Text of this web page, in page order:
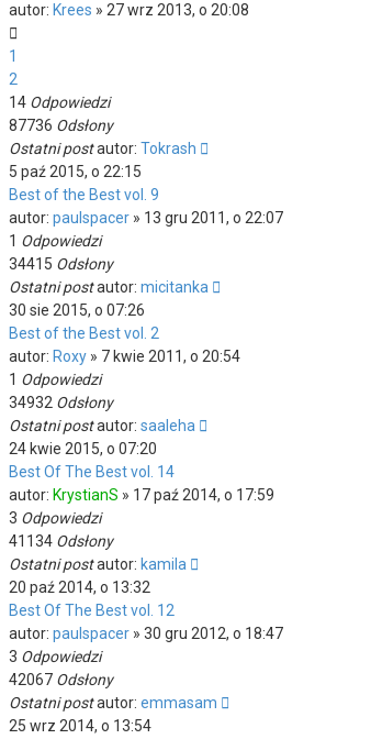
autor: Krees » 27 wrz 2013, o 20:08
1
2
14 Odpowiedzi
87736 Odsłony
Ostatni postautor: Tokrash
5 paź 2015, o 22:15
Best of the Best vol. 9
autor: paulspacer » 13 gru 2011, o 22:07
1 Odpowiedzi
34415 Odsłony
Ostatni postautor: micitanka
30 sie 2015, o 07:26
Best of the Best vol. 2
autor: Roxy » 7 kwie 2011, o 20:54
1 Odpowiedzi
34932 Odsłony
Ostatni postautor: saaleha
24 kwie 2015, o 07:20
Best Of The Best vol. 14
autor: KrystianS » 17 paź 2014, o 17:59
3 Odpowiedzi
41134 Odsłony
Ostatni postautor: kamila
20 paź 2014, o 13:32
Best Of The Best vol. 12
autor: paulspacer » 30 gru 2012, o 18:47
3 Odpowiedzi
42067 Odsłony
Ostatni postautor: emmasam
25 wrz 2014, o 13:54